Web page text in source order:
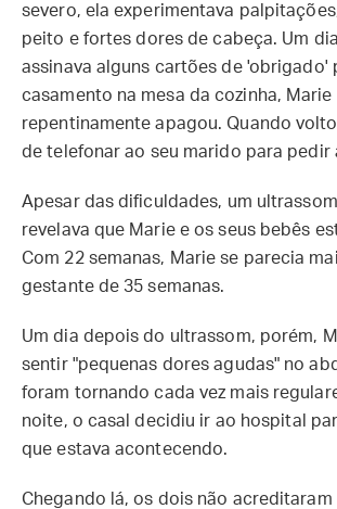
severo, ela experimentava
peito e fortes dores de cabeça. Um
assinava alguns cartões de 'obrigado'
casamento na mesa da cozinha, Marie
repentinamente apagou. Quando
de telefonar ao seu marido para pedir
Apesar das dificuldades, um
revelava que Marie e os seus bebês
Com 22 semanas, Marie se parecia
gestante de 35 semanas.
Um dia depois do ultrassom, porém,
sentir "pequenas dores agudas" no
foram tornando cada vez mais
noite, o casal decidiu ir ao hospital
que estava acontecendo.
Chegando lá, os dois não